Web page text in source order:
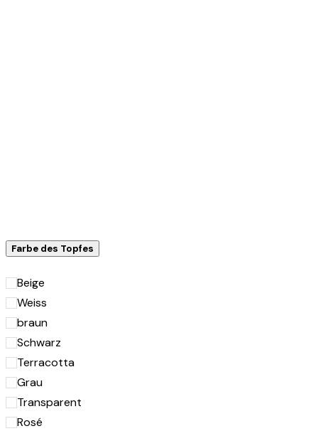
Farbe des Topfes
Beige
Weiss
braun
Schwarz
Terracotta
Grau
Transparent
Rosé